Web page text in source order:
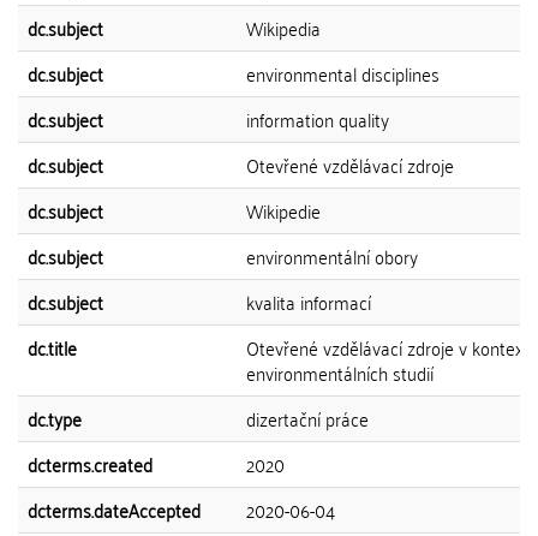
dc.subject
Wikipedia
dc.subject
environmental disciplines
dc.subject
information quality
dc.subject
Otevřené vzdělávací zdroje
dc.subject
Wikipedie
dc.subject
environmentální obory
dc.subject
kvalita informací
dc.title
Otevřené vzdělávací zdroje v kontextu
environmentálních studií
dc.type
dizertační práce
dcterms.created
2020
dcterms.dateAccepted
2020-06-04